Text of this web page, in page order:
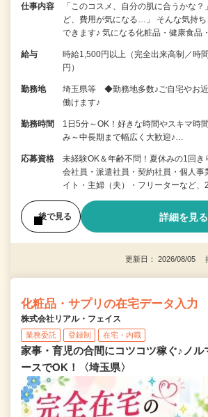
仕事内容
「このコスメ、自分の肌に合うかな
ど、費用が気になる…」 そんな気持
できます♪ 気になる化粧品・健康食品
給与
時給1,500円以上（完全出来高制／時
円）
勤務地
埼玉県等 ◆勤務地多数♪ご自宅やお
働けます♪
勤務時間
1日5分～OK！好きな時間やスキマ時
み～中長期まで幅広く大歓迎♪…
応募資格
未経験OK＆年齢不問！夏休みの1回
会社員・派遣社員・契約社員・個人事
イト・主婦（夫）・フリーターなど、
後で見る 詳細を見る
更新日： 2026/08/05
化粧品・サプリの在宅データ入力
株式会社リアル・フェイス
業務委託 登録制 在宅・内職
家事・育児の合間にコツコツ稼ぐ♪ノル
ースでOK！〈埼玉県〉